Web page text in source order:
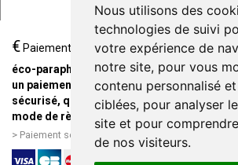
Nous utilisons des
technologies de suivi
votre expérience de
notre site, pour vous
contenu personnalisé
ciblées, pour analyser
site et pour
de nos visiteurs.
ligne
€ Paiement
éco-parapharmacie.fr offre
un paiement entièrement
sécurisé, quel que soit le
mode de règlement
Paiement sécurisé et simple
recevez
point